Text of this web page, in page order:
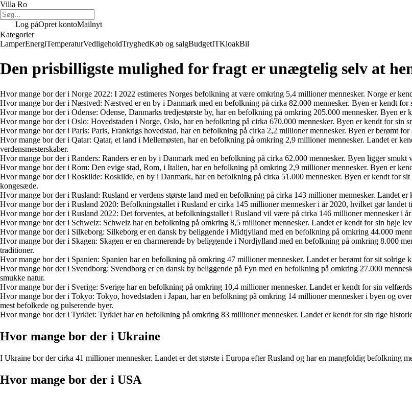
Villa Ro
Log påOpret kontoMailnyt
Kategorier
LamperEnergiTemperaturVedligeholdTryghedKøb og salgBudgetITKloakBil
Den prisbilligste mulighed for fragt er unægtelig selv at
Hvor mange bor der i Norge 2022: I 2022 estimeres Norges befolkning at være omkring 5,4 millioner mennesker. Norge er
Hvor mange bor der i Næstved: Næstved er en by i Danmark med en befolkning på cirka 82.000 mennesker. Byen er kendt
Hvor mange bor der i Odense: Odense, Danmarks tredjestørste by, har en befolkning på omkring 205.000 mennesker. Byen
Hvor mange bor der i Oslo: Hovedstaden i Norge, Oslo, har en befolkning på cirka 670.000 mennesker. Byen er kendt for sin
Hvor mange bor der i Paris: Paris, Frankrigs hovedstad, har en befolkning på cirka 2,2 millioner mennesker. Byen er berømt
Hvor mange bor der i Qatar: Qatar, et land i Mellemøsten, har en befolkning på omkring 2,9 millioner mennesker. Landet er
verdensmesterskaber.
Hvor mange bor der i Randers: Randers er en by i Danmark med en befolkning på cirka 62.000 mennesker. Byen ligger
Hvor mange bor der i Rom: Den evige stad, Rom, i Italien, har en befolkning på omkring 2,9 millioner mennesker. Byen er
Hvor mange bor der i Roskilde: Roskilde, en by i Danmark, har en befolkning på cirka 51.000 mennesker. Byen er kendt for
kongesæde.
Hvor mange bor der i Rusland: Rusland er verdens største land med en befolkning på cirka 143 millioner mennesker. Landet
Hvor mange bor der i Rusland 2020: ​​Befolkningstallet i Rusland er cirka 145 millioner mennesker i år 2020, hvilket gør landet
Hvor mange bor der i Rusland 2022: Det forventes, at befolkningstallet i Rusland vil være på cirka 146 millioner mennesker i
Hvor mange bor der i Schweiz: Schweiz har en befolkning på omkring 8,5 millioner mennesker. Landet er kendt for sin høje
Hvor mange bor der i Silkeborg: Silkeborg er en dansk by beliggende i Midtjylland med en befolkning på omkring 44.000
Hvor mange bor der i Skagen: Skagen er en charmerende by beliggende i Nordjylland med en befolkning på omkring 8.000
traditioner.
Hvor mange bor der i Spanien: Spanien har en befolkning på omkring 47 millioner mennesker. Landet er berømt for sit
Hvor mange bor der i Svendborg: Svendborg er en dansk by beliggende på Fyn med en befolkning på omkring 27.000
smukke natur.
Hvor mange bor der i Sverige: Sverige har en befolkning på omkring 10,4 millioner mennesker. Landet er kendt for sin
Hvor mange bor der i Tokyo: Tokyo, hovedstaden i Japan, har en befolkning på omkring 14 millioner mennesker i byen og
mest befolkede og pulserende byer.
Hvor mange bor der i Tyrkiet: Tyrkiet har en befolkning på omkring 83 millioner mennesker. Landet er kendt for sin rige
Hvor mange bor der i Ukraine
I Ukraine bor der cirka 41 millioner mennesker. Landet er det største i Europa efter Rusland og har en mangfoldig befolkning
Hvor mange bor der i USA